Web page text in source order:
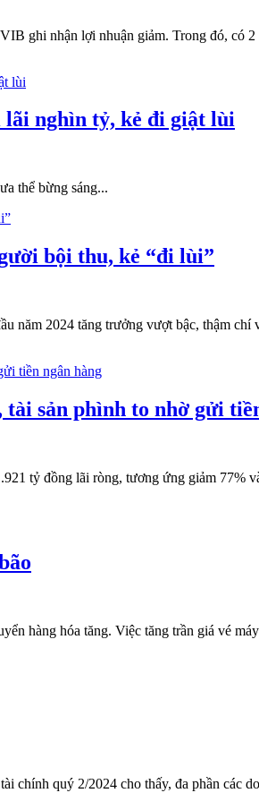
ghi nhận lợi nhuận giảm. Trong đó, có
lãi nghìn tỷ, kẻ đi giật lùi
thể bừng sáng...
bội thu, kẻ “đi lùi”
năm 2024 tăng trưởng vượt bậc, thậm
sản phình to nhờ gửi
tỷ đồng lãi ròng, tương ứng giảm 77%
hàng hóa tăng. Việc tăng trần giá vé
chính quý 2/2024 cho thấy, đa phần các